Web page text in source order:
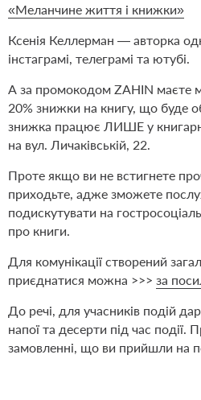
«Меланчине життя і книжки»
Ксенія Келлерман — авторка
інстаграмі, телеграмі та ютубі.
А за промокодом ZAHIN маєте
20% знижки на книгу, що буде
знижка працює ЛИШЕ у
на вул. Личаківській, 22.
Проте якщо ви не встигнете
приходьте, адже зможете
подискутувати на
про книги.
Для комунікації створений
приєднатися можна >>> за
До речі, для учасників подій
напої та десерти під час події.
замовленні, що ви прийшли на